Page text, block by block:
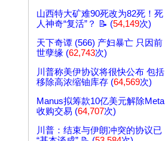
山西特大矿难90死改为82死！死
人神奇“复活”？ 📝 (54,149次)
天下奇谭 (566) 产妇暴亡 只因前
世孽缘 (62,743次)
川普称美伊协议将很快公布 包括
移除高浓缩铀库存 (64,569次)
Manus拟筹款10亿美元解除Meta
收购交易 (64,707次)
川普：结束与伊朗冲突的协议已